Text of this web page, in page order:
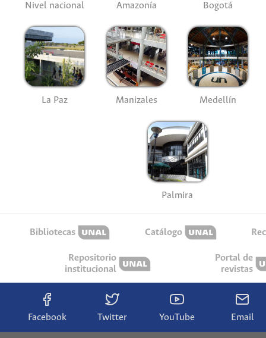
Nivel nacional Amazonía Bogotá
La Paz Manizales Medellín
Palmira
Bibliotecas Catálogo
Repositorio
institucional
Portal de
revistas
Facebook Twitter YouTube Email